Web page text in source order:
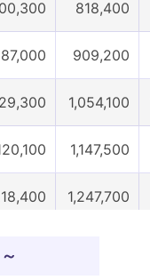
818,400
909,200
1,054,100
1,147,500
1,247,700